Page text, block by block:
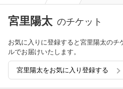
宮里陽太 のチケット
お気に入りに登録すると宮里陽太のチ
ルでお届けいたします。
宮里陽太をお気に入り登録する